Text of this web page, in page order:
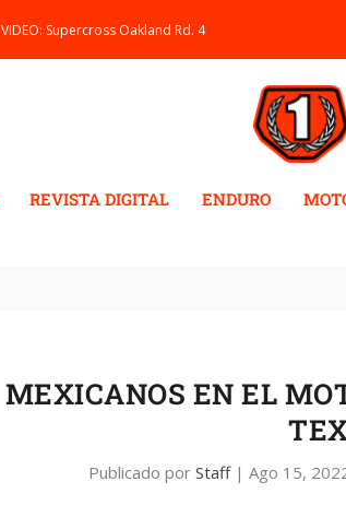
VIDEO: Supercross Oakland Rd. 4
REVISTA DIGITAL ENDURO
MEXICANOS EN EL
Publicado porStaff|Ago 15,